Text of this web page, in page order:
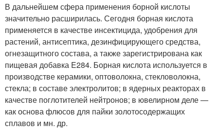
В дальнейшем сфера применения борной кислоты
значительно расширилась. Сегодня борная кислота
применяется в качестве инсектицида, удобрения для
растений, антисептика, дезинфицирующего средства,
огнезащитного состава, а также зарегистрирована как
пищевая добавка E284. Борная кислота используется в
производстве керамики, оптоволокна, стекловолокна,
стекла; в составе электролитов; в ядерных реакторах в
качестве поглотителей нейтронов; в ювелирном деле —
как основа флюсов для пайки золотосодержащих
сплавов и мн. др.